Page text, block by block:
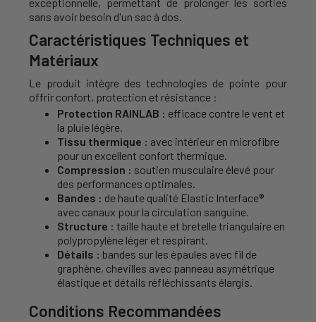
sans avoir besoin d'un sac à dos.
Caractéristiques Techniques et
Matériaux
Le produit intègre des technologies de pointe pour
offrir confort, protection et résistance :
Protection RAINLAB : efficace contre le vent et
la pluie légère.
Tissu thermique : avec intérieur en microfibre
pour un excellent confort thermique.
Compression : soutien musculaire élevé pour
des performances optimales.
Bandes : de haute qualité Elastic Interface®
avec canaux pour la circulation sanguine.
Structure : taille haute et bretelle triangulaire en
polypropylène léger et respirant.
Détails : bandes sur les épaules avec fil de
graphène, chevilles avec panneau asymétrique
élastique et détails réfléchissants élargis.
Conditions Recommandées